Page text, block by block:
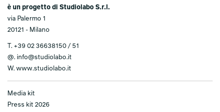
è un progetto di Studiolabo S.r.l.
via Palermo 1
20121 - Milano
T. +39 02 36638150 / 51
@. info@studiolabo.it
W. www.studiolabo.it
Media kit
Press kit 2026